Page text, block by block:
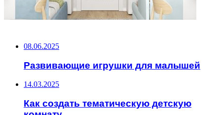
08.06.2025
Развивающие игрушки для малышей
14.03.2025
Как создать тематическую детскую